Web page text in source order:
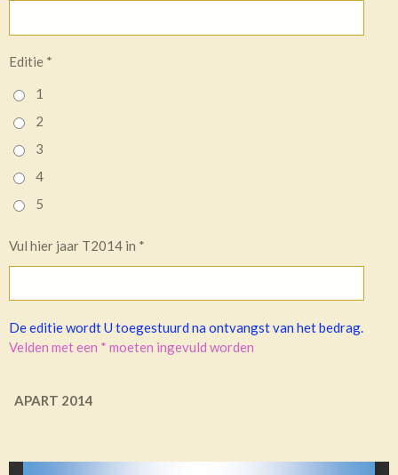
Editie *
1
2
3
4
5
Vul hier jaar T2014 in *
De editie wordt U toegestuurd na ontvangst van het bedrag.
Velden met een * moeten ingevuld worden
APART 2014